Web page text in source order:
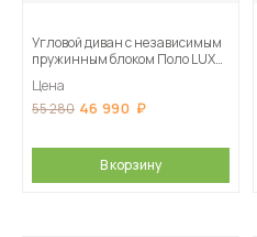
Угловой диван с независимым
пружинным блоком Поло LUX
Цена
55 280 46 990
В корзину